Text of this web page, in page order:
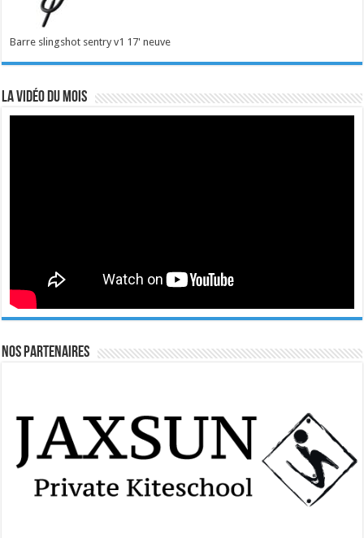
Barre slingshot sentry v1 17' neuve
La vidéo du mois
Nos Partenaires